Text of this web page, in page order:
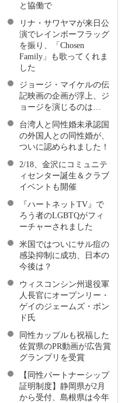
と協働で
リナ・サワヤマが来日公
演でレインボーフラッグ
を振り、「Chosen
Family」も歌ってくれま
した
ジョージ・マイケルの伝
記映画の企画が浮上、ジ
ョージを演じるのは…
台湾人と同性婚未承認国
の外国人との同性婚が、
ついに認められました！
2/18、金沢にコミュニテ
ィセンター誕生＆クラブ
イベントも開催
『ハートネットTV』で
ろう者のLGBTQがフィ
ーチャーされました
米国ではついにサル痘の
感染抑制に成功、日本の
今後は？
ウィスコンシン州退役軍
人長官にオープンリー・
ゲイのジェームズ・ボン
ド氏
同性カップルも祝福した
佐賀県のPR動画が広告賞
グランプリを受賞
【同性パートナーシップ
証明制度】静岡県が2月
から受付、島根県は今年